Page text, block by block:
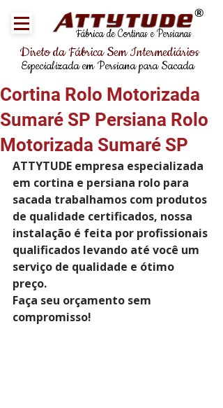
Fábrica de Cortinas e Persianas
®
Direto da Fábrica Sem Intermediários
Especializada em Persiana para Sacada
Cortina Rolo Motorizada
Sumaré SP Persiana Rolo
Motorizada Sumaré SP
ATTYTUDE empresa especializada
em cortina e persiana rolo para
sacada trabalhamos com produtos
de qualidade certificados, nossa
instalação é feita por profissionais
qualificados levando até você um
serviço de qualidade e ótimo
preço.
Faça seu orçamento sem
compromisso!